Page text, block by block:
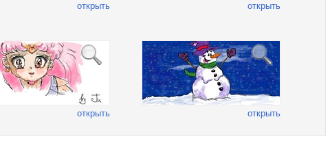
открыть открыть
открыть открыть